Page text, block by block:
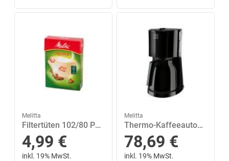
Melitta
Filtertüten 102/80 Pack
4,99 €
inkl. 19% MwSt.
Melitta
Thermo-Kaffeeautomat Enjoy 1017-06
78,69 €
inkl. 19% MwSt.